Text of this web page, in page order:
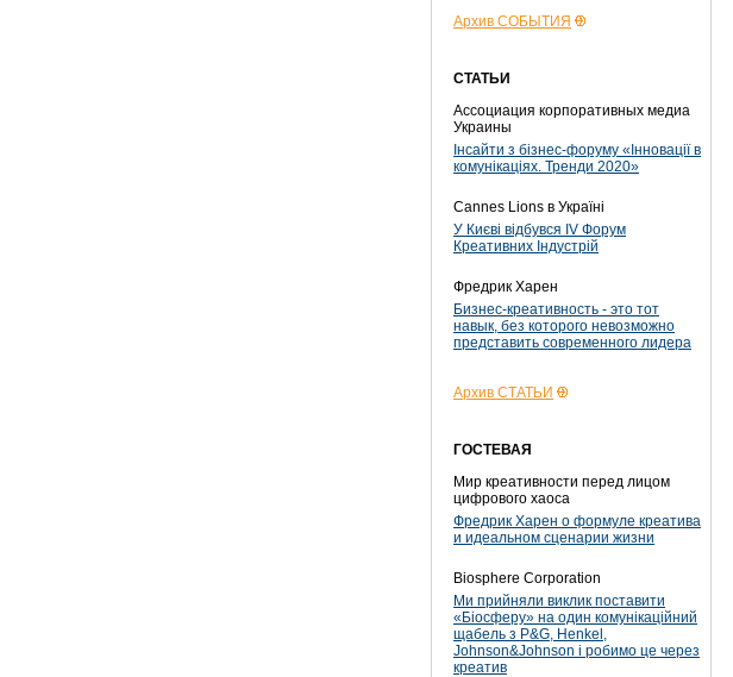
Архив СОБЫТИЯ
СТАТЬИ
Ассоциация корпоративных медиа
Украины
Інсайти з бізнес-форуму «Інновації в
комунікаціях. Тренди 2020»
Cannes Lions в Україні
У Києві відбувся IV Форум
Креативних Індустрій
Фредрик Харен
Бизнес-креативность - это тот
навык, без которого невозможно
представить современного лидера
Архив СТАТЬИ
ГОСТЕВАЯ
Мир креативности перед лицом
цифрового хаоса
Фредрик Харен о формуле креатива
и идеальном сценарии жизни
Biosphere Corporation
Ми прийняли виклик поставити
«Біосферу» на один комунікаційний
щабель з P&G, Henkel,
Johnson&Johnson і робимо це через
креатив